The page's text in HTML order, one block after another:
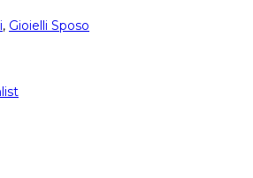
, Gioielli Sposo